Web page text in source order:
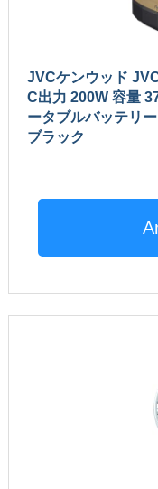
JVCケンウッド
C出力 200W 容量
ータブルバッテリ
ブラック